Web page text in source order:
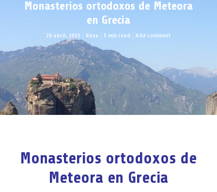
Monasterios ortodoxos de Meteora
en Grecia
26 abril, 2025 Rose 5 min read Add comment
Monasterios ortodoxos de
Meteora en Grecia